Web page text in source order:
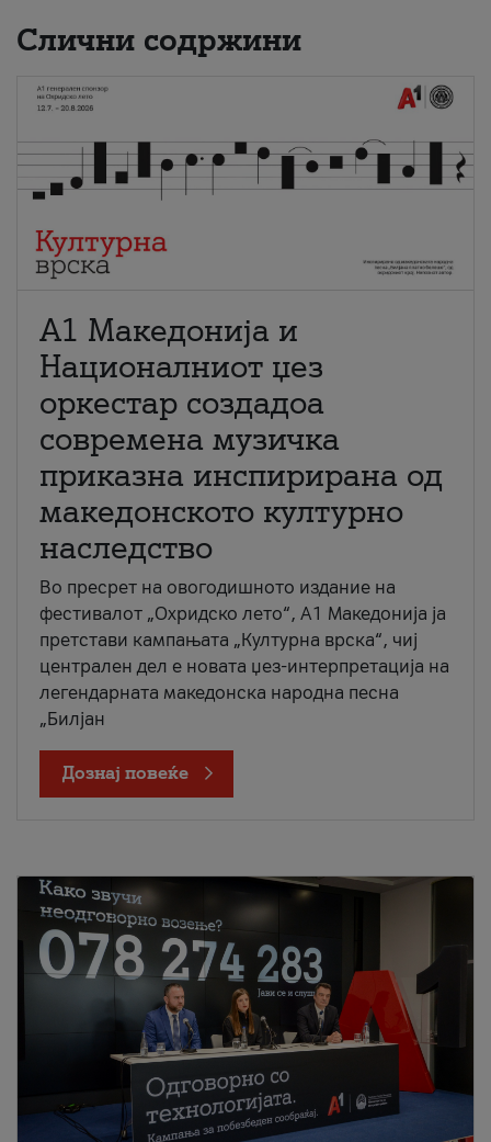
Слични содржини
А1 Македонија и
Националниот џез
оркестар создадоа
современа музичка
приказна инспирирана од
македонското културно
наследство
Во пресрет на овогодишното издание на
фестивалот „Охридско лето“, А1 Македонија ја
претстави кампањата „Културна врска“, чиј
централен дел е новата џез-интерпретација на
легендарната македонска народна песна
„Билјан
Дознај повеќе